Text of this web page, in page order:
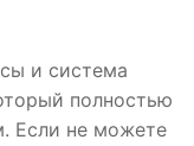
и система
полностью
Если не можете